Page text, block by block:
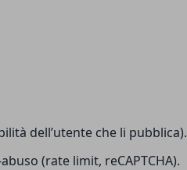
dell’utente che li pubblica).
(rate limit, reCAPTCHA).